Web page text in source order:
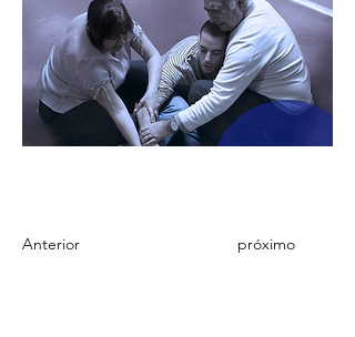
Anterior próximo